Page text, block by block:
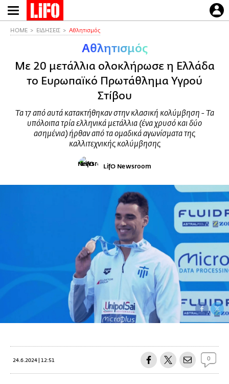
Παράκαμψη
προς
HOME ΕΙΔΗΣΕΙΣ Αθλητισμός
Αθλητισμός
Με 20 μετάλλια ολοκλήρωσε η Ελλάδα
το Ευρωπαϊκό Πρωτάθλημα Υγρού
Στίβου
Τα 17 από αυτά κατακτήθηκαν στην κλασική κολύμβηση - Τα
υπόλοιπα τρία ελληνικά μετάλλια (ένα χρυσό και δύο
ασημένια) ήρθαν από τα ομαδικά αγωνίσματα της
καλλιτεχνικής κολύμβησης
LifO Newsroom
24.6.2024 | 12:51 0